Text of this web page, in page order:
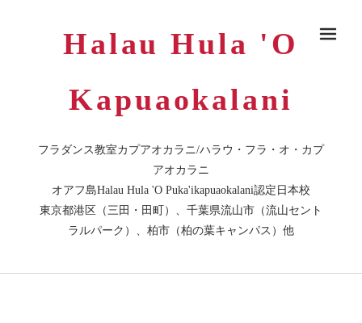
Halau Hula 'O
Kapuaokalani
フラダンス教室カプアオカラニ/ハラウ・フラ・オ・カプ
アオカラニ
オアフ島Halau Hula 'O Puka'ikapuaokalani認定日本校
東京都港区（三田・田町）、千葉県流山市（流山セント
ラルパーク）、柏市（柏の葉キャンパス）他